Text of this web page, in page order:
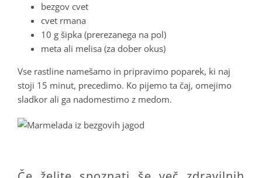
bezgov cvet
cvet rmana
10 g šipka (prerezanega na pol)
meta ali melisa (za dober okus)
Vse rastline namešamo in pripravimo poparek, ki naj
stoji 15 minut, precedimo. Ko pijemo ta čaj, omejimo
sladkor ali ga nadomestimo z medom.